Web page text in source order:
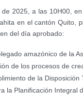
2025, a las 10H00,
en el cantón Quito,
del día aprobado:
amazónico de la
de los procesos de
de la
la Planificación Integral